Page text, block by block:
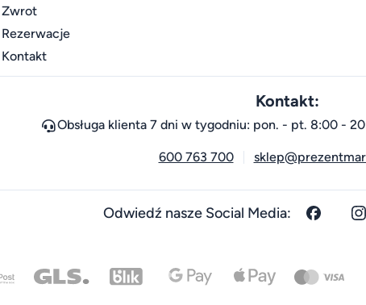
Zwrot
Rezerwacje
Kontakt
Kontakt:
Obsługa klienta 7 dni w tygodniu: pon. - pt. 8:00 -
600 763 700
Odwiedź nasze Social Media: